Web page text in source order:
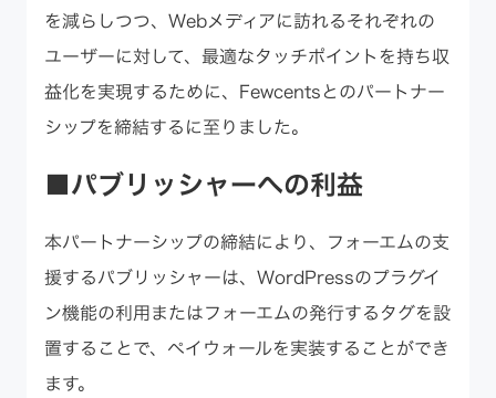
を減らしつつ、Webメディアに訪れるそれぞれの
ユーザーに対して、最適なタッチポイントを持ち収
益化を実現するために、Fewcentsとのパートナー
シップを締結するに至りました。
■パブリッシャーへの利益
本パートナーシップの締結により、フォーエムの支
援するパブリッシャーは、WordPressのプラグイ
ン機能の利用またはフォーエムの発行するタグを設
置することで、ペイウォールを実装することができ
ます。